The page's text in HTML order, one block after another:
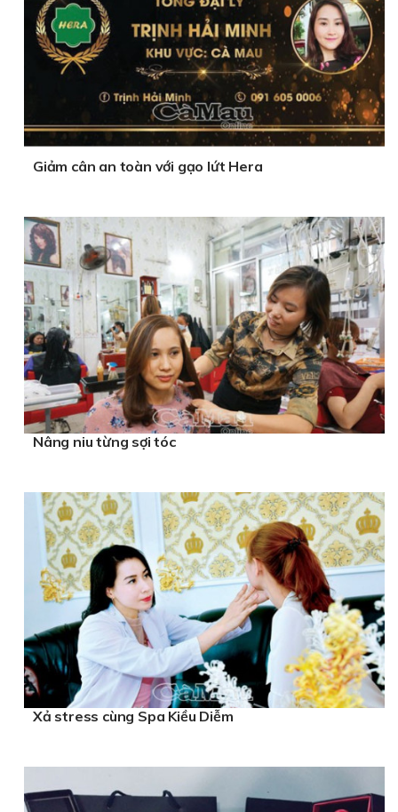
Giảm cân an toàn với gạo lứt Hera
Nâng niu từng sợi tóc
Xả stress cùng Spa Kiều Diễm